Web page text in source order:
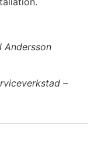
Andersson
–